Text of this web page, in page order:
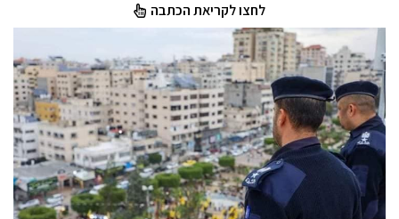
לחצו לקריאת הכתבה